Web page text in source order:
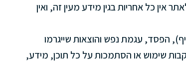
אין כל אחריות בגין מידע מעין זה, ואין
הפסד, עגמת נפש והוצאות שייגרמו
שימוש או הסתמכות על כל תוכן, מידע,